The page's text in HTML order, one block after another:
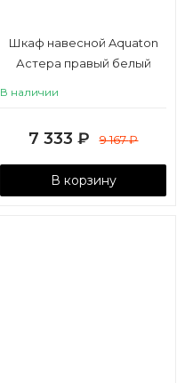
Шкаф навесной Aquaton
Астера правый белый
В наличии
7 333 ₽ 9 167₽
В корзину